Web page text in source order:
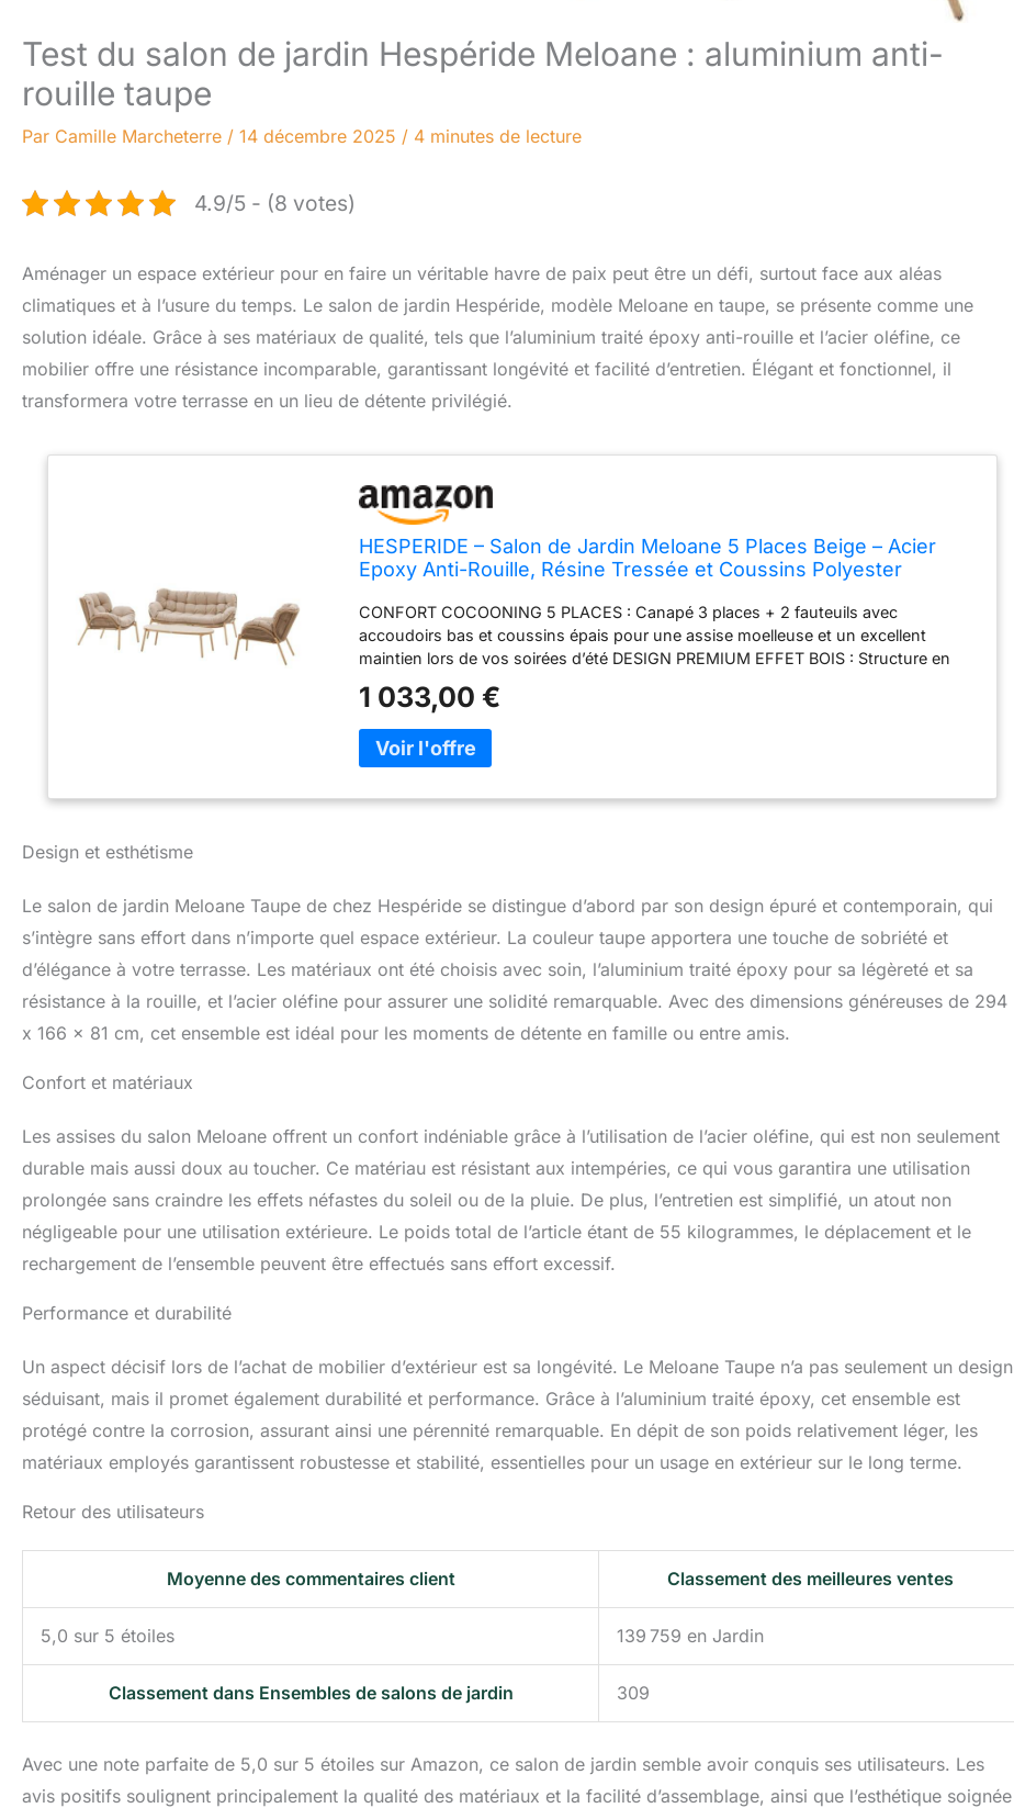
Test du salon de jardin Hespéride Meloane : aluminium anti-
rouille taupe
Par Camille Marcheterre / 14 décembre 2025 / 4 minutes de lecture
4.9/5 - (8 votes)
Aménager un espace extérieur pour en faire un véritable havre de paix peut être un défi, surtout face aux aléas
climatiques et à l’usure du temps. Le salon de jardin Hespéride, modèle Meloane en taupe, se présente comme une
solution idéale. Grâce à ses matériaux de qualité, tels que l’aluminium traité époxy anti-rouille et l’acier oléfine, ce
mobilier offre une résistance incomparable, garantissant longévité et facilité d’entretien. Élégant et fonctionnel, il
transformera votre terrasse en un lieu de détente privilégié.
HESPERIDE – Salon de Jardin Meloane 5 Places Beige – Acier
Epoxy Anti-Rouille, Résine Tressée et Coussins Polyester
Pierre Sintérisée
CONFORT COCOONING 5 PLACES : Canapé 3 places + 2 fauteuils avec
accoudoirs bas et coussins épais pour une assise moelleuse et un excellent
maintien lors de vos soirées d’été DESIGN PREMIUM EFFET BOIS : Structure en
chaleureux et élégant MATÉRIAUX DURABLES & DÉPERLANTS : Acier époxy
anti‑rouille et coussins polyester 225 g/m² déperlants, conçus pour résister aux
intempéries légères au quotidien TABLE BASSE ÉLÉGANTE & PRATIQUE : Plateau
en pierre sintérisée idéal pour les apéritifs et accessoires, les housses de coussins
sont amovibles pour un entretien simple et rapide HESPÉRIDE : La Marque
1 033,00 €
Design et esthétisme
Le salon de jardin Meloane Taupe de chez Hespéride se distingue d’abord par son design épuré et contemporain, qui
s’intègre sans effort dans n’importe quel espace extérieur. La couleur taupe apportera une touche de sobriété et
d’élégance à votre terrasse. Les matériaux ont été choisis avec soin, l’aluminium traité époxy pour sa légèreté et sa
résistance à la rouille, et l’acier oléfine pour assurer une solidité remarquable. Avec des dimensions généreuses de 294
x 166 x 81 cm, cet ensemble est idéal pour les moments de détente en famille ou entre amis.
Confort et matériaux
Les assises du salon Meloane offrent un confort indéniable grâce à l’utilisation de l’acier oléfine, qui est non seulement
durable mais aussi doux au toucher. Ce matériau est résistant aux intempéries, ce qui vous garantira une utilisation
prolongée sans craindre les effets néfastes du soleil ou de la pluie. De plus, l’entretien est simplifié, un atout non
négligeable pour une utilisation extérieure. Le poids total de l’article étant de 55 kilogrammes, le déplacement et le
rechargement de l’ensemble peuvent être effectués sans effort excessif.
Performance et durabilité
Un aspect décisif lors de l’achat de mobilier d’extérieur est sa longévité. Le Meloane Taupe n’a pas seulement un design
séduisant, mais il promet également durabilité et performance. Grâce à l’aluminium traité époxy, cet ensemble est
protégé contre la corrosion, assurant ainsi une pérennité remarquable. En dépit de son poids relativement léger, les
matériaux employés garantissent robustesse et stabilité, essentielles pour un usage en extérieur sur le long terme.
Retour des utilisateurs
Moyenne des commentaires client Classement des meilleures ventes
5,0 sur 5 étoiles 139 759 en Jardin
Classement dans Ensembles de salons de jardin 309
Avec une note parfaite de 5,0 sur 5 étoiles sur Amazon, ce salon de jardin semble avoir conquis ses utilisateurs. Les
avis positifs soulignent principalement la qualité des matériaux et la facilité d’assemblage, ainsi que l’esthétique soignée